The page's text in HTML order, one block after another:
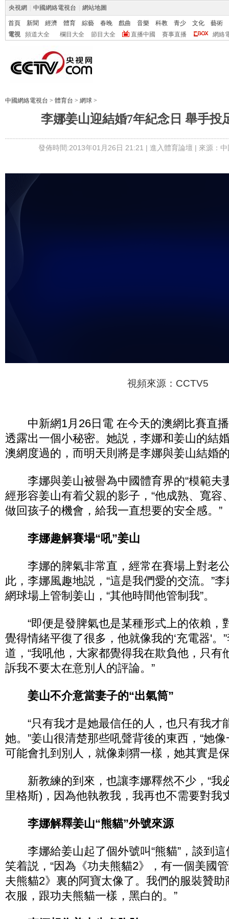
央視網 中國網絡電視台 網站地圖
首頁 新聞 經濟 體育 綜藝 春晚 戲曲 音樂 科教 青少 文化
藝術
電視
頻道大全 欄目大全 節目大全 直播中國 賽事直播 網絡
中國網絡電視台 > 體育台 > 網球 >
李娜姜山迎結婚7年紀念日 舉手投
發佈時間:2013年01月26日 21:21 | 進入體育論壇 | 來源：
視頻來源：CCTV5
中新網1月26日電 在今天的澳網比賽直播
透露出一個小秘密。她説，李娜和姜山的結
澳網度過的，而明天則將是李娜與姜山結婚
李娜與姜山被譽為中國體育界的“模範夫
經形容姜山有着父親的影子，“他成熟、寬容
做回孩子的機會，給我一直想要的安全感。”
李娜趣解賽場“吼”姜山
李娜的脾氣非常直，經常在賽場上對老公
此，李娜風趣地説，“這是我們愛的交流。”
網球場上管制姜山，“其他時間他管制我”。
“即便是發脾氣也是某種形式上的依賴，
覺得情緒平復了很多，他就像我的‘充電器'。
道，“我吼他，大家都覺得我在欺負他，只有
訴我不要太在意別人的評論。”
姜山不介意當妻子的“出氣筒”
“只有我才是她最信任的人，也只有我才
她。”姜山很清楚那些吼聲背後的東西，“她
可能會扎到別人，就像刺猬一樣，她其實是
新教練的到來，也讓李娜釋然不少，“我
里格斯)，因為他執教我，我再也不需要對我
李娜解釋姜山“熊貓”外號來源
李娜給姜山起了個外號叫“熊貓”，談到這
笑着説，“因為《功夫熊貓2》，有一個美國
夫熊貓2》裏的阿寶太像了。我們的服裝贊
衣服，跟功夫熊貓一樣，黑白的。”